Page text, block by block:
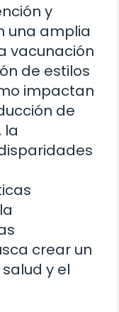
y
una amplia
vacunación
de estilos
impactan
de
la
crear un
y el